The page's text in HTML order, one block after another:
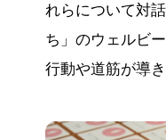
れらについて対
ち」のウェルビ
行動や道筋が導